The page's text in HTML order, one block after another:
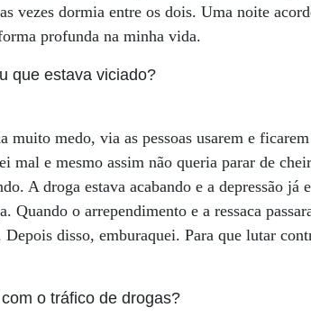
vezes dormia entre os dois. Uma noite
profunda na minha vida.
que estava viciado?
muito medo, via as pessoas usarem e
mal e mesmo assim não queria parar de
A droga estava acabando e a depressão já
Quando o arrependimento e a ressaca
disso, emburaquei. Para que lutar
o tráfico de drogas?